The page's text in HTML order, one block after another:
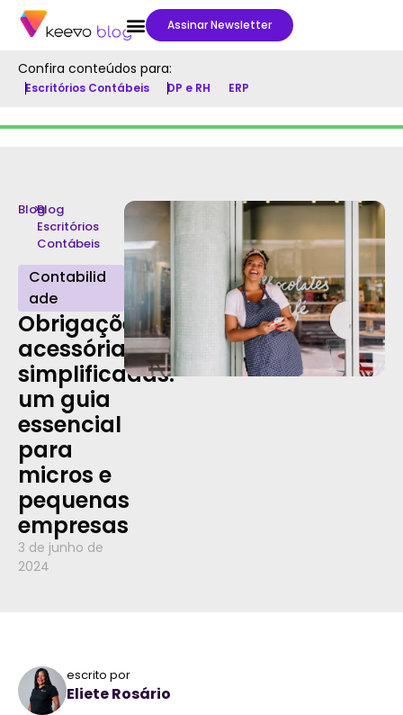
Assinar Newsletter
Confira conteúdos para:
Escritórios Contábeis DP e RH ERP
Blog
>Blog
Escritórios
Contábeis
Contabilid
ade
Obrigações
acessórias
simplificadas:
um guia
essencial
para
micros e
pequenas
empresas
3 de junho de
2024
escrito por
Eliete Rosário